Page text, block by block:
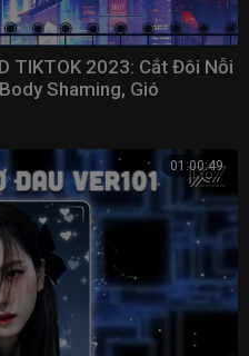
TIKTOK 2023: Cắt Đôi Nỗi
Shaming, Gió
01:00:49